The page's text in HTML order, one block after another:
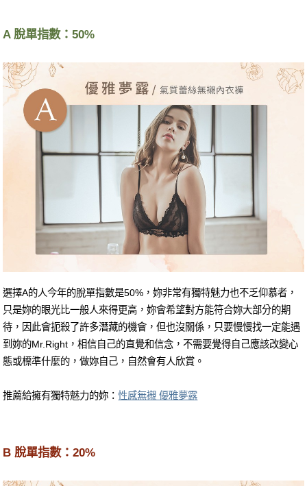
A 脫單指數：50%
選擇A的人今年的脫單指數是50%，妳非常有獨特魅力也不乏仰慕者，
只是妳的眼光比一般人來得更高，妳會希望對方能符合妳大部分的期
待，因此會扼殺了許多潛藏的機會，但也沒關係，只要慢慢找一定能遇
到妳的Mr.Right，相信自己的直覺和信念，不需要覺得自己應該改變心
態或標準什麼的，做妳自己，自然會有人欣賞。
推薦給擁有獨特魅力的妳：性感無襯 優雅夢露
B 脫單指數：20%